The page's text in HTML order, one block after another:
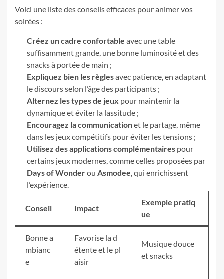
Voici une liste des conseils efficaces pour animer vos
soirées :
Créez un cadre confortable avec une table
suffisamment grande, une bonne luminosité et des
snacks à portée de main ;
Expliquez bien les règlesavec patience, en adaptant
le discours selon l’âge des participants ;
Alternez les types de jeux pour maintenir la
dynamique et éviter la lassitude ;
Encouragez la communicationet le partage, même
dans les jeux compétitifs pour éviter les tensions ;
Utilisez des applications complémentaires pour
certains jeux modernes, comme celles proposées par
Days of Wonderou Asmodee, qui enrichissent
l’expérience.
Conseil Impact
Exemple pratiq
ue
Bonne a
mbianc
e
Favorise la d
étente et le pl
aisir
Musique douce
et snacks